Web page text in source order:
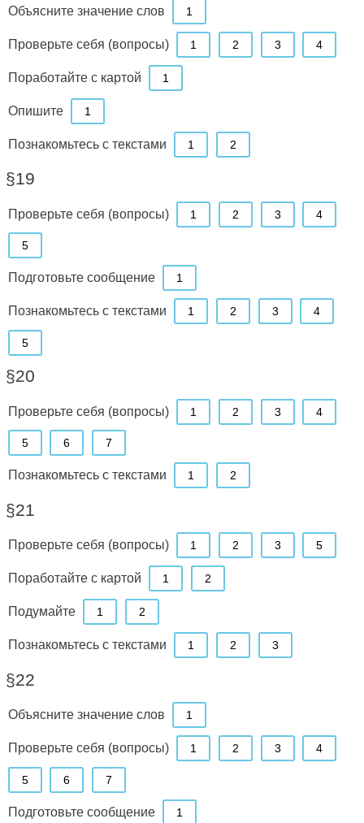
Объясните значение слов 1
Проверьте себя (вопросы) 1 2 3 4
Поработайте с картой 1
Опишите 1
Познакомьтесь с текстами 1 2
§19
Проверьте себя (вопросы) 1 2 3 4
5
Подготовьте сообщение 1
Познакомьтесь с текстами 1 2 3 4
5
§20
Проверьте себя (вопросы) 1 2 3 4
5 6 7
Познакомьтесь с текстами 1 2
§21
Проверьте себя (вопросы) 1 2 3 5
Поработайте с картой 1 2
Подумайте 1 2
Познакомьтесь с текстами 1 2 3
§22
Объясните значение слов 1
Проверьте себя (вопросы) 1 2 3 4
5 6 7
Подготовьте сообщение 1